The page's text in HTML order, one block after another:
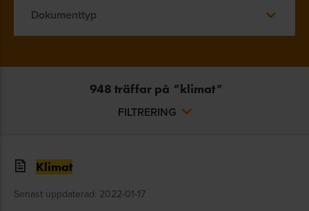
Dokumenttyp
948 träffar på "klimat"
FILTRERING
Klimat
Senast uppdaterad: 2022-01-17